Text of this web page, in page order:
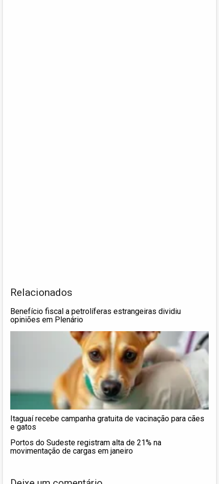
Relacionados
Benefício fiscal a petrolíferas estrangeiras dividiu
opiniões em Plenário
Itaguaí recebe campanha gratuita de vacinação para cães
e gatos
Portos do Sudeste registram alta de 21% na
movimentação de cargas em janeiro